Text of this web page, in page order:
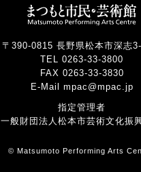
〒390-0815 長野県松本市深志
TEL 0263-33-3800
FAX 0263-33-3830
E-Mail mpac@mpac.jp
指定管理者
一般財団法人松本市芸術文化振
© Matsumoto Performing Arts